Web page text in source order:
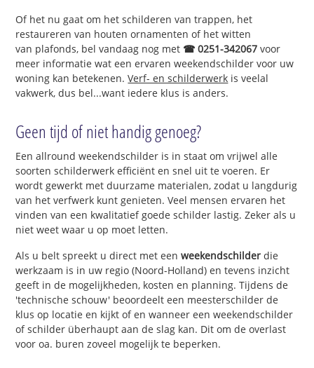
Of het nu gaat om het schilderen van trappen, het
restaureren van houten ornamenten of het witten
van plafonds, bel vandaag nog met ☎ 0251-342067 voor
meer informatie wat een ervaren weekendschilder voor uw
woning kan betekenen.Verf- en schilderwerk is veelal
vakwerk, dus bel...want iedere klus is anders.
Geen tijd of niet handig genoeg?
Een allround weekendschilder is in staat om vrijwel alle
soorten schilderwerk efficiënt en snel uit te voeren. Er
wordt gewerkt met duurzame materialen, zodat u langdurig
van het verfwerk kunt genieten. Veel mensen ervaren het
vinden van een kwalitatief goede schilder lastig. Zeker als u
niet weet waar u op moet letten.
Als u belt spreekt u direct met eenweekendschilder die
werkzaam is in uw regio (Noord-Holland) en tevens inzicht
geeft in de mogelijkheden, kosten en planning. Tijdens de
'technische schouw' beoordeelt een meesterschilder de
klus op locatie en kijkt of en wanneer een weekendschilder
of schilder überhaupt aan de slag kan. Dit om de overlast
voor oa. buren zoveel mogelijk te beperken.